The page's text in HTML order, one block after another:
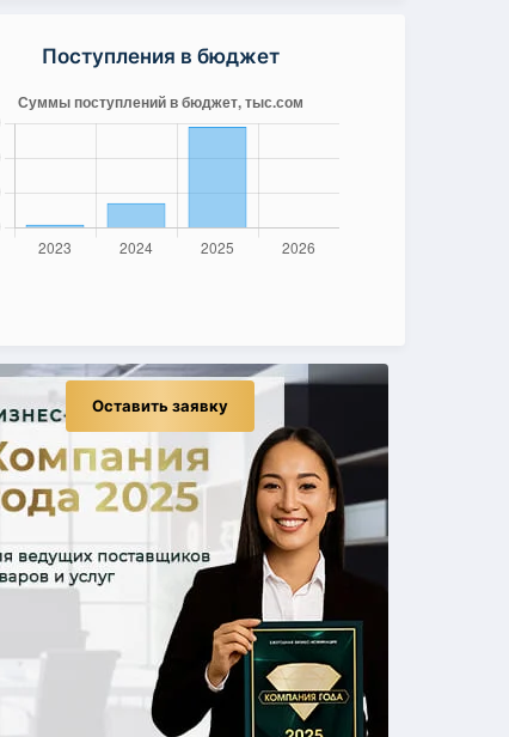
Поступления в бюджет
Оставить заявку